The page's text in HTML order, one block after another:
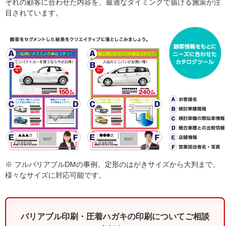
ぞれの顧客に合わせた内容を、最適なタイミングで届ける施策が注
目されています。
※ フルバリアブルDMの事例。定形のはがきサイズから大判まで、
様々なサイズに対応可能です。
バリアブル印刷・圧着ハガキの印刷についてご相談